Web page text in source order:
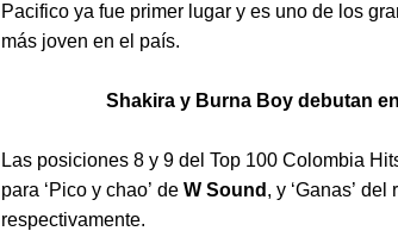
Pacifico ya fue primer lugar y es uno de los
más joven en el país.
Shakira y Burna Boy debutan en
Las posiciones 8 y 9 del Top 100 Colombia
para ‘Pico y chao’ de W Sound , y ‘Ganas’
respectivamente.